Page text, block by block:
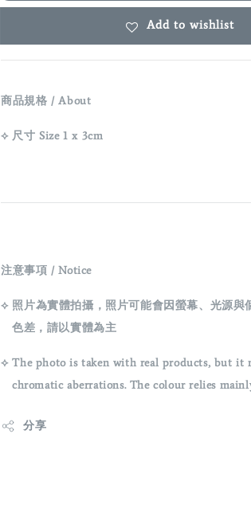
Add to wishlist
商品規格 / About
⟡ 尺寸 Size 1 x 3cm
注意事項 / Notice
⟡ 照片為實體拍攝，照片可能會因螢幕、光源與
色差，請以實體為主
⟡ The photo is taken with real products, but it
chromatic aberrations. The colour relies
分享